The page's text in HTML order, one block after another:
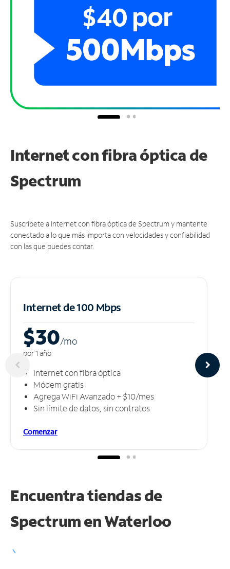
Internet con fibra óptica de
Spectrum
Suscríbete a Internet con fibra óptica de Spectrum y mantente
conectado a lo que más importa con velocidades y confiabilidad
con las que puedes contar.
Internet de 100 Mbps
$30/mo
por 1 año
Internet con fibra óptica
Módem gratis
Agrega WiFi Avanzado + $10/mes
Sin límite de datos, sin contratos
Comenzar
Encuentra tiendas de
Spectrum enWaterloo